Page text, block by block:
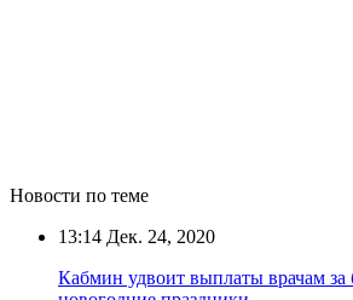
Новости по теме
13:14 Дек. 24, 2020
Кабмин удвоит выплаты врачам за